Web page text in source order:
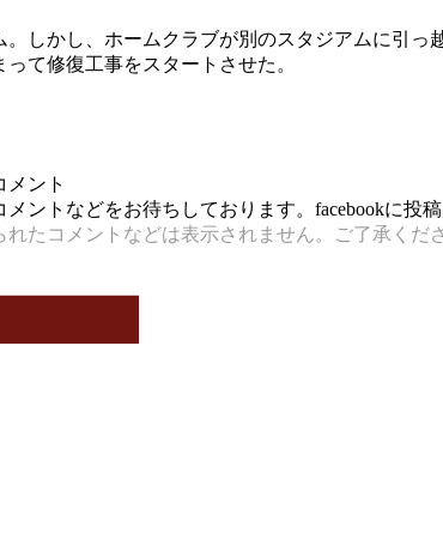
しかし、ホームクラブが別のスタジアムに引
て修復工事をスタートさせた。
メント
ントなどをお待ちしております。facebookに投
たコメントなどは表示されません。ご了承くださ